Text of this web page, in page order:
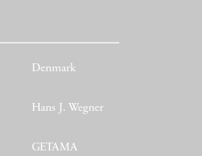
Denmark
Hans J. Wegner
GETAMA